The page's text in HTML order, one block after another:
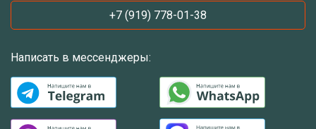
+7 (919) 778-01-38
Написать в мессенджеры: